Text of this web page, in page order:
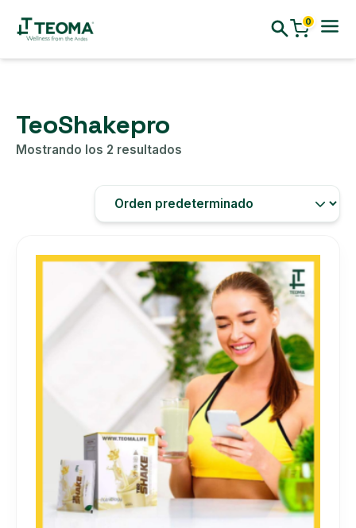
0
TeoShakepro
Mostrando los 2 resultados